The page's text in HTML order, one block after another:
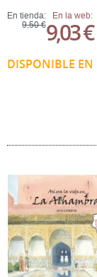
En tienda:
9,50 €
En la web:
9,03 €
DISPONIBLE